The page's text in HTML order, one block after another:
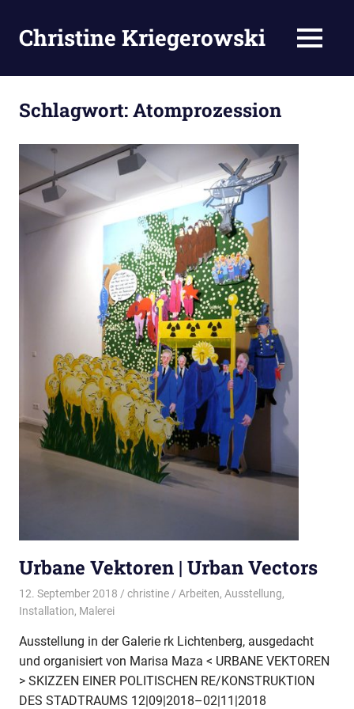
Inhalt
springen
Christine Kriegerowski MENÜ
Schlagwort:Atomprozession
Urbane Vektoren | Urban Vectors
12. September 2018 christine Arbeiten, Ausstellung,
Installation, Malerei
Ausstellung in der Galerie rk Lichtenberg, ausgedacht
und organisiert von Marisa Maza < URBANE VEKTOREN
> SKIZZEN EINER POLITISCHEN RE/KONSTRUKTION
DES STADTRAUMS 12|09|2018–02|11|2018